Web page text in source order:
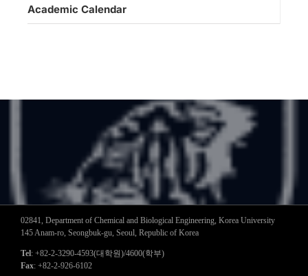
Academic Calendar
02841, Department of Chemical and Biological Engineering, Korea University
145 Anam-ro, Seongbuk-gu, Seoul, Republic of Korea
Tel: +82-2-3290-4593(대학원)/4600(학부)
Fax: +82-2-926-6102